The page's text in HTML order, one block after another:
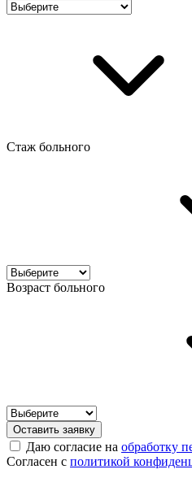
Стаж больного
Возраст больного
Оставить заявку
Даю согласие на обработку
Согласен с политикой